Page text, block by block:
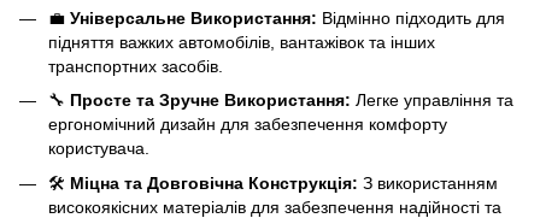
💼 Універсальне Використання: Відмінно підходить для
підняття важких автомобілів, вантажівок та інших
транспортних засобів.
🔧 Просте та Зручне Використання: Легке управління та
ергономічний дизайн для забезпечення комфорту
користувача.
🛠️ Міцна та Довговічна Конструкція: З використанням
високоякісних матеріалів для забезпечення надійності та